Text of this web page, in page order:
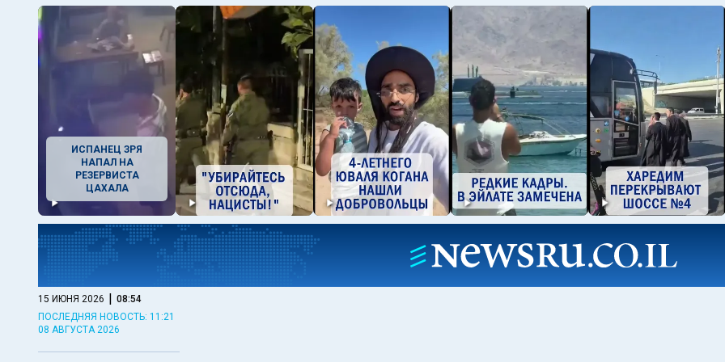
ИСПАНЕЦ ЗРЯ
НАПАЛ НА
РЕЗЕРВИСТА
ЦАХАЛА
15 ИЮНЯ 2026 | 08:54
ПОСЛЕДНЯЯ НОВОСТЬ: 11:21
08 АВГУСТА 2026